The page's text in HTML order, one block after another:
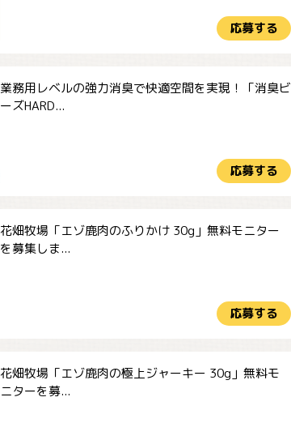
応募する
業務用レベルの強力消臭で快適空間を実現！「消臭ビ
ーズHARD...
応募する
花畑牧場「エゾ鹿肉のふりかけ 30g」無料モニター
を募集しま...
応募する
花畑牧場「エゾ鹿肉の極上ジャーキー 30g」無料モ
ニターを募...